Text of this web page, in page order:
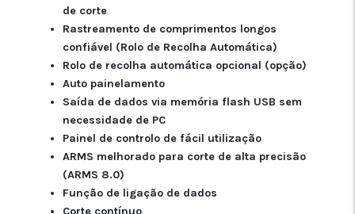
de corte
Rastreamento de comprimentos longos
confiável (Rolo de Recolha Automática)
Rolo de recolha automática opcional (opção)
Auto painelamento
Saída de dados via memória flash USB sem
necessidade de PC
Painel de controlo de fácil utilização
ARMS melhorado para corte de alta precisão
(ARMS 8.0)
Função de ligação de dados
Corte contínuo